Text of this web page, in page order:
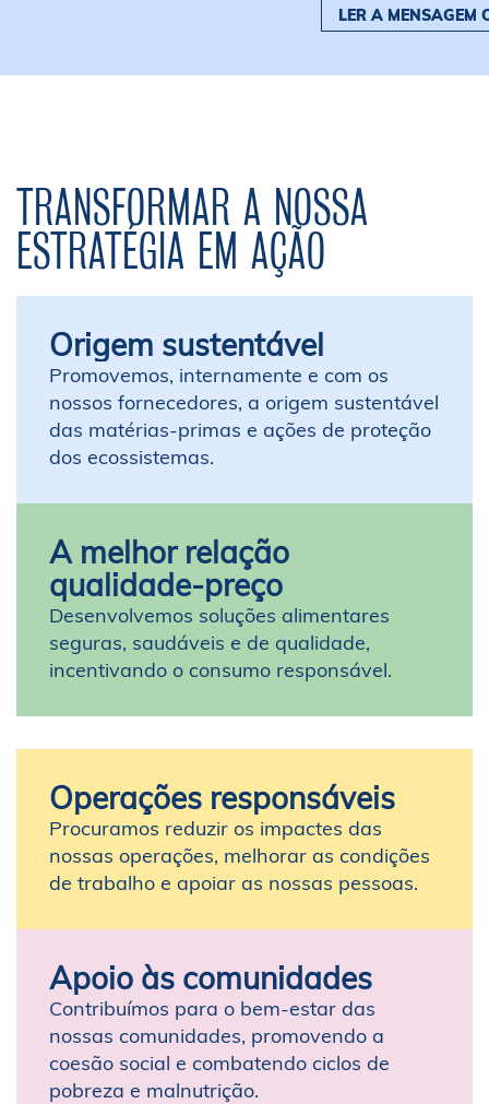
LER A MENSAGEM
TRANSFORMAR A NOSSA
ESTRATÉGIA EM AÇÃO
Origem sustentável
Promovemos, internamente e com os
nossos fornecedores, a origem sustentável
das matérias-primas e ações de proteção
dos ecossistemas.
A melhor relação
qualidade-preço
Desenvolvemos soluções alimentares
seguras, saudáveis e de qualidade,
incentivando o consumo responsável.
Operações responsáveis
Procuramos reduzir os impactes das
nossas operações, melhorar as condições
de trabalho e apoiar as nossas pessoas.
Apoio às comunidades
Contribuímos para o bem-estar das
nossas comunidades, promovendo a
coesão social e combatendo ciclos de
pobreza e malnutrição.